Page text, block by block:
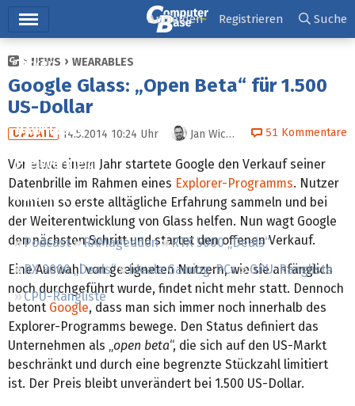
Ticker
Tests
Downloads
Preisvergleich
Forum
Podcast RAMageddon
RTX 5000 „Deals“
RX 9000 „Deals“
Ideale Gaming-PCs
GPU-Rangliste
CPU-Rangliste
Anmelden Registrieren Suche
NEWS WEARABLES
Google Glass: „Open Beta“ für 1.500
US-Dollar
UPDATE 14.5.2014 10:24 Uhr Jan Wichmann 51 Kommentare
Vor etwa einem Jahr startete Google den Verkauf seiner
Datenbrille im Rahmen eines Explorer-Programms. Nutzer
konnten so erste alltägliche Erfahrung sammeln und bei
der Weiterentwicklung von Glass helfen. Nun wagt Google
den nächsten Schritt und startet den offenen Verkauf.
Eine Auswahl von geeigneten Nutzern, wie sie anfänglich
noch durchgeführt wurde, findet nicht mehr statt. Dennoch
betont Google, dass man sich immer noch innerhalb des
Explorer-Programms bewege. Den Status definiert das
Unternehmen als „ open beta“, die sich auf den US-Markt
beschränkt und durch eine begrenzte Stückzahl limitiert
ist. Der Preis bleibt unverändert bei 1.500 US-Dollar.